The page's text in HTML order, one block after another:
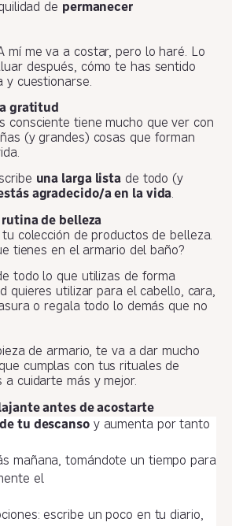
de permanecer
mí me va a costar, pero lo haré. Lo
después, cómo te has sentido
y cuestionarse.
gratitud
consciente tiene mucho que ver con
(y grandes) cosas que forman
una larga lista de todo (y
agradecido/a en la vida.
rutina de belleza
colección de productos de belleza.
tienes en el armario del baño?
todo lo que utilizas de forma
quieres utilizar para el cabello, cara,
o regala todo lo demás que no
de armario, te va a dar mucho
cumplas con tus rituales de
a cuidarte más y mejor.
antes de acostarte
tu descansoy aumenta por tanto
mañana, tomándote un tiempo para
el
escribe un poco en tu diario,